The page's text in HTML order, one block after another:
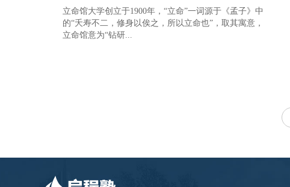
立命馆大学创立于1900年，“立命”一词源于《孟子》中
的“夭寿不二，修身以俟之，所以立命也”，取其寓意，
立命馆意为“钻研...